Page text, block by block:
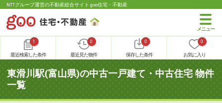
NTTグループ運営の不動産総合サイト goo住宅・不動産
1
最近検索した条件
0
最近見た物件
0
保存した条件
0
お気に入り
東滑川駅(富山県)の中古一戸建て・中古住宅 物件
一覧